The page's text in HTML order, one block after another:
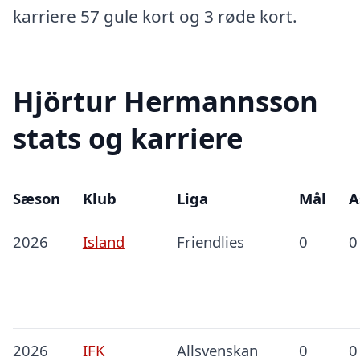
karriere 57 gule kort og 3 røde kort.
Hjörtur Hermannsson
stats og karriere
Sæson Klub Liga Mål
2026 Island Friendlies 0 0
2026 IFK Allsvenskan 0 0